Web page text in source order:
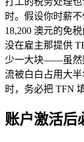
时。假设你时薪
18,200 澳元的免
没在雇主那提供
少一大块——虽然
流被白白占用大半
时，务必把 TFN
账户激活后